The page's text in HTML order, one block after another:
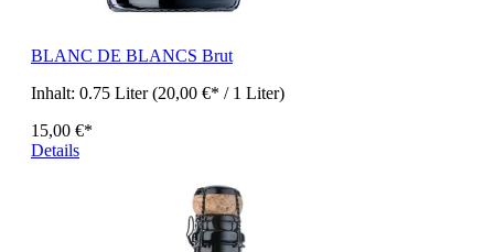
BLANC DE BLANCS Brut
Inhalt: 0.75 Liter(20,00 €* / 1 Liter)
15,00 €*
Details